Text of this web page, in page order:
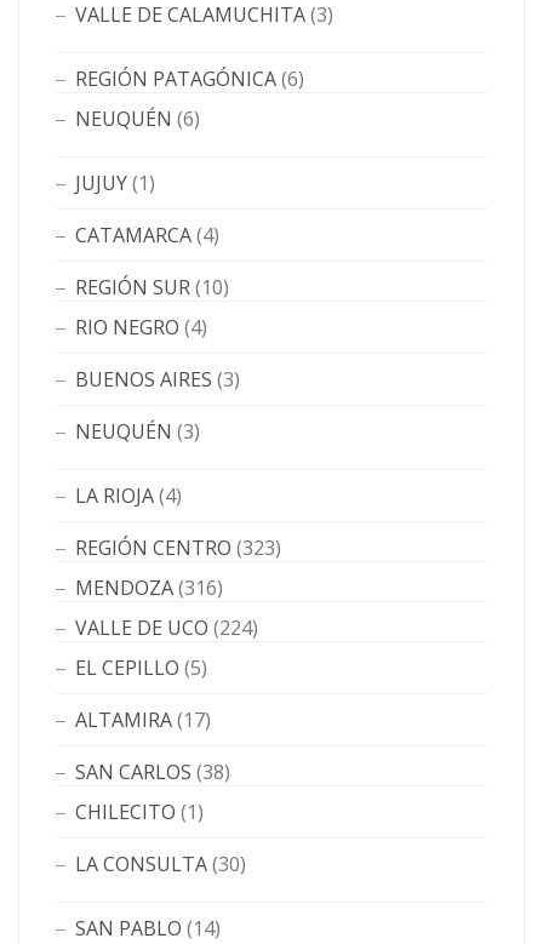
VALLE DE CALAMUCHITA(3)
REGIÓN PATAGÓNICA(6)
NEUQUÉN (6)
JUJUY(1)
CATAMARCA(4)
REGIÓN SUR(10)
RIO NEGRO (4)
BUENOS AIRES (3)
NEUQUÉN (3)
LA RIOJA(4)
REGIÓN CENTRO (323)
MENDOZA(316)
VALLE DE UCO (224)
EL CEPILLO (5)
ALTAMIRA(17)
SAN CARLOS (38)
CHILECITO (1)
LA CONSULTA(30)
SAN PABLO (14)